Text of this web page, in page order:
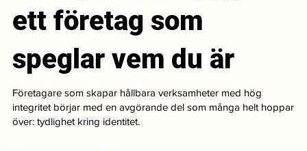
ett företag som
speglar vem du är
Företagare som skapar hållbara verksamheter med hög
integritet börjar med en avgörande del som många helt hoppar
över: tydlighet kring identitet.